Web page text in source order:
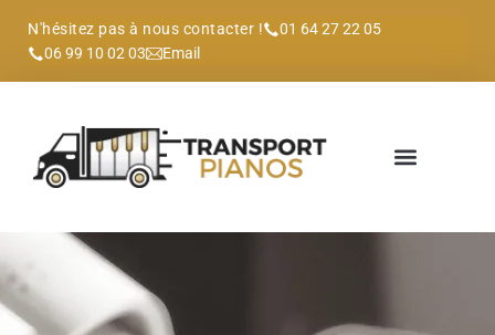
N'hésitez pas à nous contacter !
01 64 27 22 05
06 99 10 02 03
Email